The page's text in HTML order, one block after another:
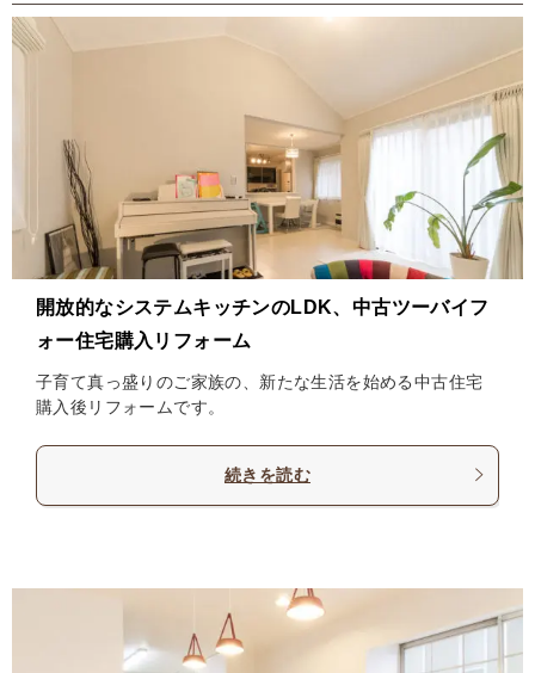
開放的なシステムキッチンのLDK、中古ツーバイフ
ォー住宅購入リフォーム
子育て真っ盛りのご家族の、新たな生活を始める中古住宅
購入後リフォームです。
続きを読む